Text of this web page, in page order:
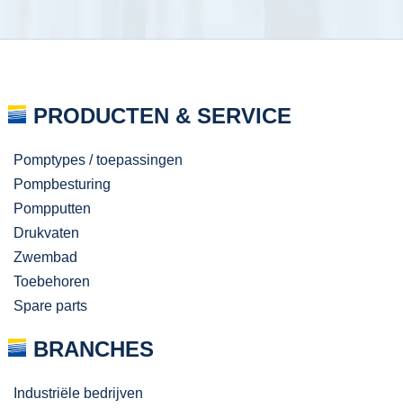
PRODUCTEN & SERVICE
Pomptypes / toepassingen
Pompbesturing
Pompputten
Drukvaten
Zwembad
Toebehoren
Spare parts
BRANCHES
Industriële bedrijven